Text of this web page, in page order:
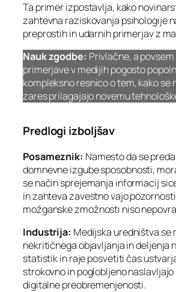
Ta primer izpostavlja, kako
zahtevna raziskovanja psihologije
preprostih in udarnih primerjav z
Nauk zgodbe: Privlačne, a
primerjave v medijih pogosto
kompleksno resnico o tem, kako se
zares prilagajajo novemu
Predlogi izboljšav
Posameznik: Namesto da se
domnevne izgube sposobnosti,
se način sprejemanja informacij
in zahteva zavestno vajo
možganske zmožnosti niso
Industrija: Medijska uredništva se
nekritičnega objavljanja in deljenja
statistik in raje posvetiti čas
strokovno in poglobljeno
digitalne preobremenjenosti.